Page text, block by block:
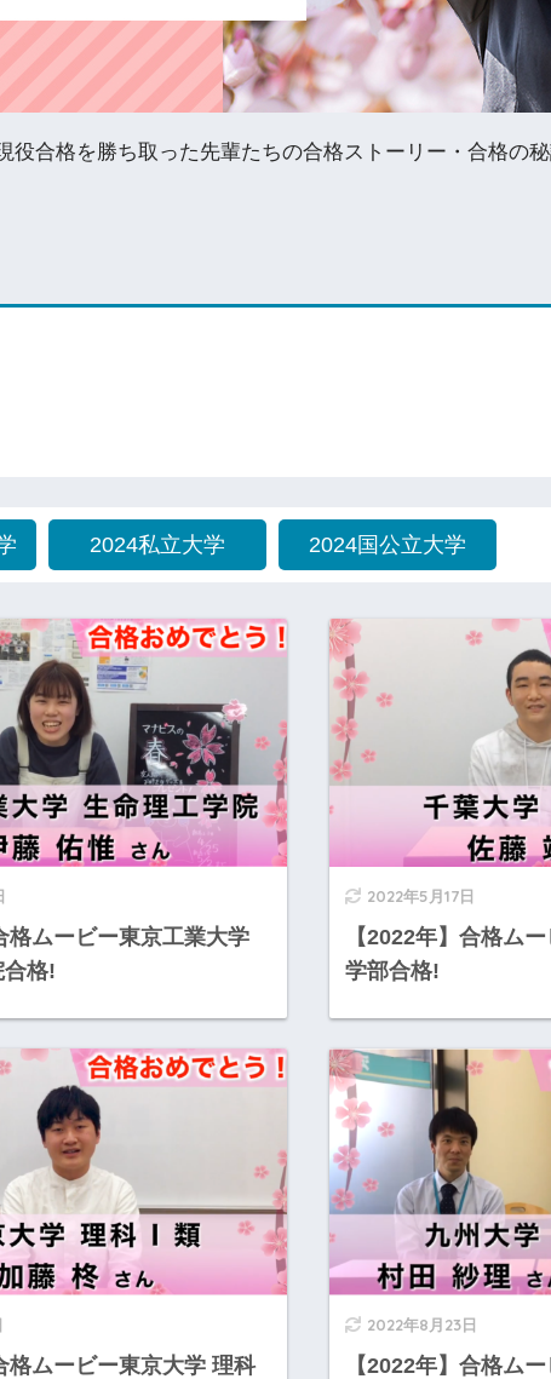
合格を勝ち取った先輩たちの合格ストーリー・合格の秘
2024私立大学 2024国公立大学
格ムービー東京工業大学
格!
2022年5月17日
【2022年】合格ム
学部合格!
格ムービー東京大学 理科
2022年8月23日
【2022年】合格ム